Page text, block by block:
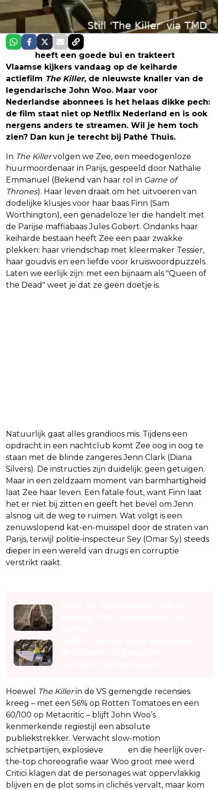
heeft een goede bui en trakteert
Vlaamse kijkers vandaag op de keiharde
actiefilm The Killer, de nieuwste knaller van de
legendarische John Woo. Maar voor
Nederlandse abonnees is het helaas dikke pech:
de film staat niet op Netflix Nederland en is ook
nergens anders te streamen. Wil je hem toch
zien? Dan kun je terecht bij Pathé Thuis.
In The Killervolgen we Zee, een meedogenloze
huurmoordenaar in Parijs, gespeeld door Nathalie
Emmanuel (Bekend van haar rol in Game of
Thrones). Haar leven draait om het uitvoeren van
dodelijke klusjes voor haar baas Finn (Sam
Worthington), een genadeloze Ier die handelt met
de Parijse maffiabaas Jules Gobert. Ondanks haar
keiharde bestaan heeft Zee een paar zwakke
plekken: haar vriendschap met kleermaker Tessier,
haar goudvis en een liefde voor kruiswoordpuzzels.
Laten we eerlijk zijn: met een bijnaam als "Queen of
the Dead" weet je dat ze geen doetje is.
Natuurlijk gaat alles grandioos mis. Tijdens een
opdracht in een nachtclub komt Zee oog in oog te
staan met de blinde zangeres Jenn Clark (Diana
Silvers). De instructies zijn duidelijk: geen getuigen.
Maar in een zeldzaam moment van barmhartigheid
laat Zee haar leven. Een fatale fout, want Finn laat
het er niet bij zitten en geeft het bevel om Jenn
alsnog uit de weg te ruimen. Wat volgt is een
zenuwslopend kat-en-muisspel door de straten van
Parijs, terwijl politie-inspecteur Sey (Omar Sy) steeds
dieper in een wereld van drugs en corruptie
verstrikt raakt.
Hoewel The Killerin de VS gemengde recensies
kreeg – met een 56% op Rotten Tomatoes en een
60/100 op Metacritic – blijft John Woo’s
kenmerkende regiestijl een absolute
publiekstrekker. Verwacht slow-motion
schietpartijen, explosieve
en die heerlijk over-
the-top choreografie waar Woo groot mee werd.
Critici klagen dat de personages wat oppervlakkig
blijven en de plot soms in clichés vervalt, maar kom